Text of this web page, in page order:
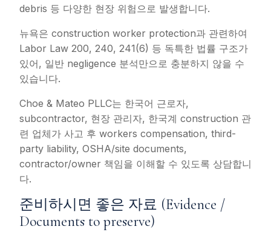
debris 등 다양한 현장 위험으로 발생합니다.
뉴욕은 construction worker protection과 관련하여
Labor Law 200, 240, 241(6) 등 독특한 법률 구조가
있어, 일반 negligence 분석만으로 충분하지 않을 수
있습니다.
Choe & Mateo PLLC는 한국어 근로자,
subcontractor, 현장 관리자, 한국계 construction 관
련 업체가 사고 후 workers compensation, third-
party liability, OSHA/site documents,
contractor/owner 책임을 이해할 수 있도록 상담합니
다.
준비하시면 좋은 자료 (Evidence /
Documents to preserve)